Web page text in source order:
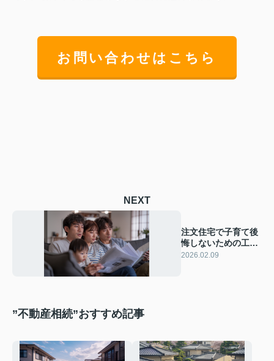
お問い合わせはこちら
NEXT
注文住宅で子育て後
悔しないための工夫
とは？住みやすさの
2026.02.09
”不動産相続”おすすめ記事